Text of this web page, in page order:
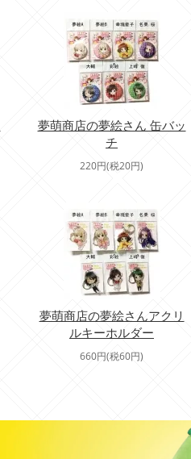
夢萌商店の夢絵さん 缶バッ
チ
220円(税20円)
夢萌商店の夢絵さんアクリ
ルキーホルダー
660円(税60円)